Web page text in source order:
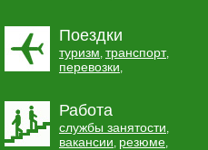
Поездки
туризм, транспорт,
перевозки,
Работа
службы занятости,
вакансии, резюме,